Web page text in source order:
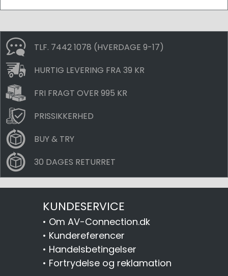
TLF. 7442 1078 (HVERDAGE 9-17)
HURTIG LEVERING FRA 39 KR
FRI FRAGT OVER 995 KR
PRISSIKKERHED
BUY & TRY
30 DAGES RETURRET
KUNDESERVICE
• Om AV-Connection.dk
• Kundereferencer
• Handelsbetingelser
• Fortrydelse og reklamation